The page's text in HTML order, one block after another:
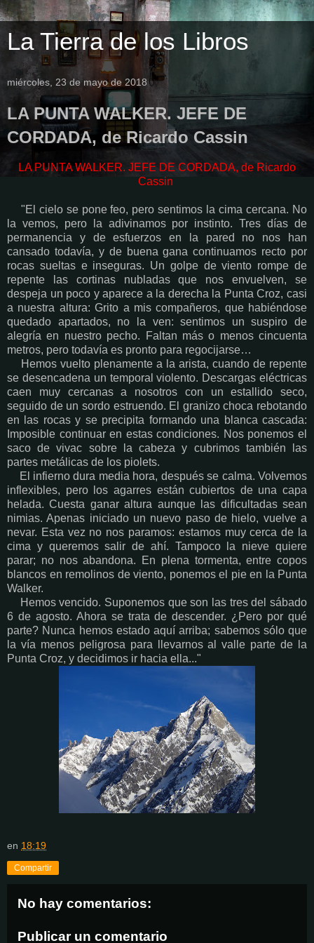
La Tierra de los Libros
miércoles, 23 de mayo de 2018
LA PUNTA WALKER. JEFE DE
CORDADA, de Ricardo Cassin
LA PUNTA WALKER. JEFE DE CORDADA, de Ricardo
Cassin
"El cielo se pone feo, pero sentimos la cima cercana. No
la vemos, pero la adivinamos por instinto. Tres días de
permanencia y de esfuerzos en la pared no nos han
cansado todavía, y de buena gana continuamos recto por
rocas sueltas e inseguras. Un golpe de viento rompe de
repente las cortinas nubladas que nos envuelven, se
despeja un poco y aparece a la derecha la Punta Croz, casi
a nuestra altura: Grito a mis compañeros, que habiéndose
quedado apartados, no la ven: sentimos un suspiro de
alegría en nuestro pecho. Faltan más o menos cincuenta
metros, pero todavía es pronto para regocijarse…
Hemos vuelto plenamente a la arista, cuando de repente
se desencadena un temporal violento. Descargas eléctricas
caen muy cercanas a nosotros con un estallido seco,
seguido de un sordo estruendo. El granizo choca rebotando
en las rocas y se precipita formando una blanca cascada:
Imposible continuar en estas condiciones. Nos ponemos el
saco de vivac sobre la cabeza y cubrimos también las
partes metálicas de los piolets.
El infierno dura media hora, después se calma. Volvemos
inflexibles, pero los agarres están cubiertos de una capa
helada. Cuesta ganar altura aunque las dificultadas sean
nimias. Apenas iniciado un nuevo paso de hielo, vuelve a
nevar. Esta vez no nos paramos: estamos muy cerca de la
cima y queremos salir de ahí. Tampoco la nieve quiere
parar; no nos abandona. En plena tormenta, entre copos
blancos en remolinos de viento, ponemos el pie en la Punta
Walker.
Hemos vencido. Suponemos que son las tres del sábado
6 de agosto. Ahora se trata de descender. ¿Pero por qué
parte? Nunca hemos estado aquí arriba; sabemos sólo que
la vía menos peligrosa para llevarnos al valle parte de la
Punta Croz, y decidimos ir hacia ella..."
en 18:19
Compartir
No hay comentarios:
Publicar un comentario